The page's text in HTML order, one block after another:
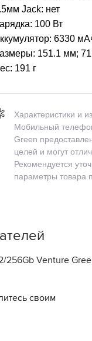
Jack: нет
100 Вт
6330
151.1 мм;
191 г
Характеристики и
Мобильный
Green
целей и могут
Рекомендуется
параметры товара
256Gb Venture
своим